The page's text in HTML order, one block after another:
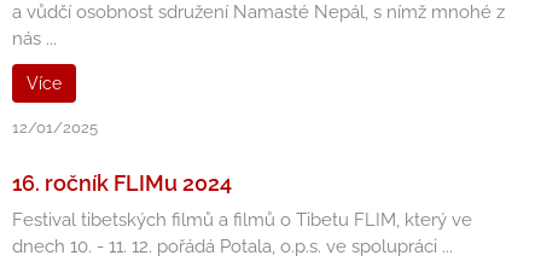
a vůdčí osobnost sdružení Namasté Nepál, s nímž mnohé z
nás ...
Více
12/01/2025
16. ročník FLIMu 2024
Festival tibetských filmů a filmů o Tibetu FLIM, který ve
dnech 10. - 11. 12. pořádá Potala, o.p.s. ve spolupráci ...